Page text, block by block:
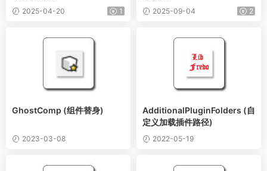
2025-04-20 1 2025-09-04 2
GhostComp (组件替身)
2023-03-08
AdditionalPluginFolders (自
定义加载插件路径)
2022-05-19